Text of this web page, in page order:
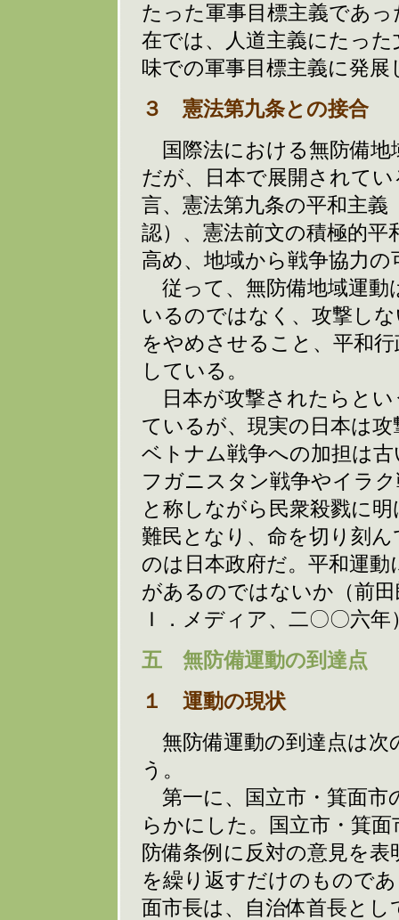
たった軍事目標主義であ
在では、人道主義にたっ
味での軍事目標主義に発展
３ 憲法第九条との接合
国際法における無防備地
だが、日本で展開されて
言、憲法第九条の平和主義
認）、憲法前文の積極的
高め、地域から戦争協力
従って、無防備地域運動
いるのではなく、攻撃し
をやめさせること、平和
している。
日本が攻撃されたらとい
ているが、現実の日本は
ベトナム戦争への加担は
フガニスタン戦争やイラ
と称しながら民衆殺戮に
難民となり、命を切り刻
のは日本政府だ。平和運
があるのではないか（前
Ｉ．メディア、二〇〇六年
五 無防備運動の到達点
１ 運動の現状
無防備運動の到達点は次
う。
第一に、国立市・箕面市
らかにした。国立市・箕
防備条例に反対の意見を
を繰り返すだけのもので
面市長は、自治体首長と